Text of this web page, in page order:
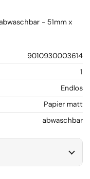
- 51mm x
9010930003614
1
Endlos
Papier matt
abwaschbar